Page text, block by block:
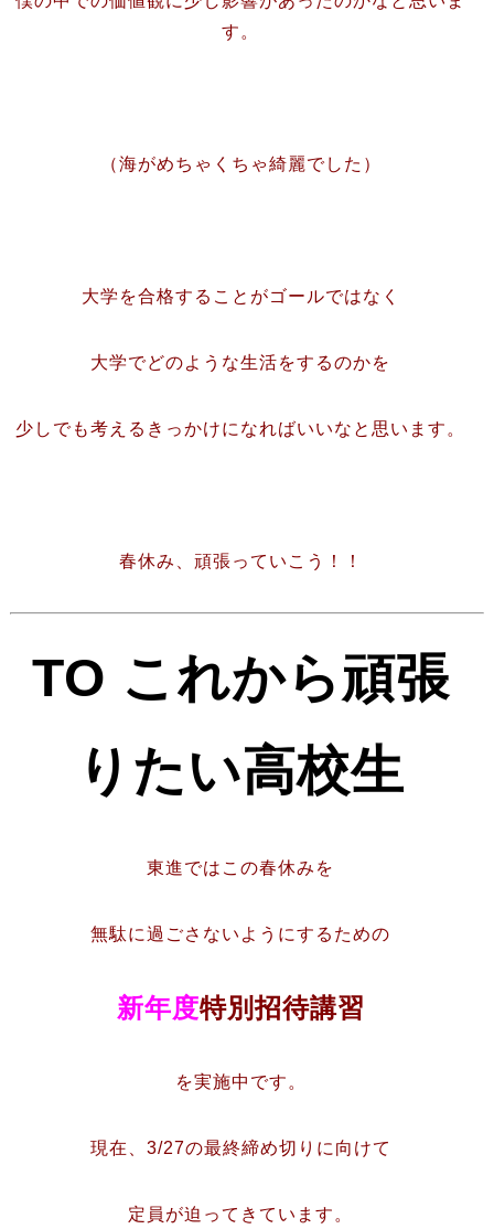
す。
（海がめちゃくちゃ綺麗でした）
大学を合格することがゴールではなく
大学でどのような生活をするのかを
少しでも考えるきっかけになればいいなと思います。
春休み、頑張っていこう！！
TO これから頑張
りたい高校生
東進ではこの春休みを
無駄に過ごさないようにするための
新年度特別招待講習
を実施中です。
現在、3/27の最終締め切りに向けて
定員が迫ってきています。